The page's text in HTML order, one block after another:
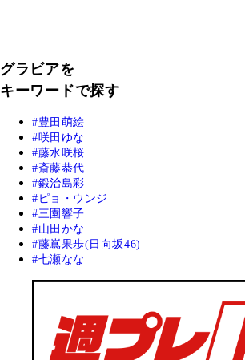
グラビアを
キーワードで探す
豊田萌絵
咲田ゆな
藤水咲桜
斎藤恭代
鍛治島彩
ピョ・ウンジ
三園響子
山田かな
藤嶌果歩(日向坂46)
七瀬なな